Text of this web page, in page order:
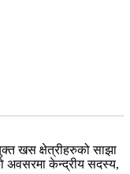
खस क्षेत्रीहरुको साझा
अवसरमा केन्द्रीय सदस्य,